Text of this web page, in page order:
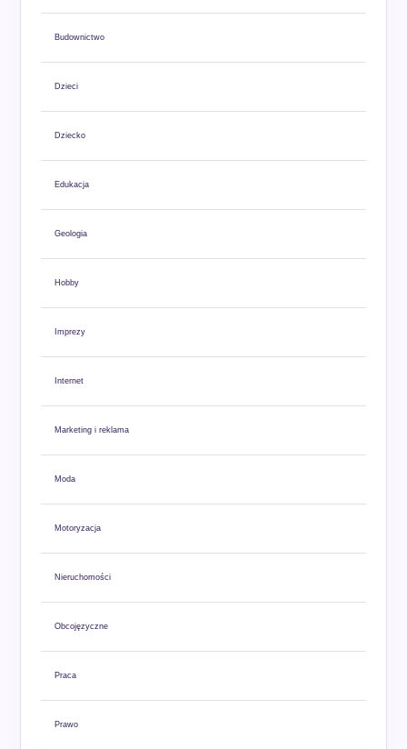
Budownictwo
Dzieci
Dziecko
Edukacja
Geologia
Hobby
Imprezy
Internet
Marketing i reklama
Moda
Motoryzacja
Nieruchomości
Obcojęzyczne
Praca
Prawo